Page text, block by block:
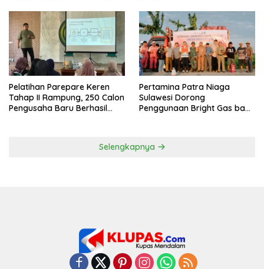
Pelatihan Parepare Keren
Tahap II Rampung, 250 Calon
Pengusaha Baru Berhasil
Pertamina Patra Niaga
Sulawesi Dorong
Penggunaan Bright Gas bagi
Selengkapnya